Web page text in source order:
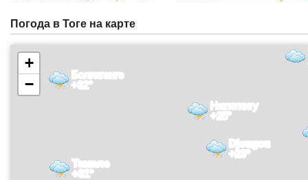
Погода в Тоге на карте
Тамале
+31°
Djougou
+23°
Болгатанге
+32°
Натитингу
+25°
+
−